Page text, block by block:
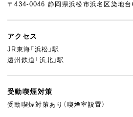
〒434-0046 静岡県浜松市浜名区染地
アクセス
JR東海「浜松」駅
遠州鉄道「浜北」駅
受動喫煙対策
受動喫煙対策あり（喫煙室設置）